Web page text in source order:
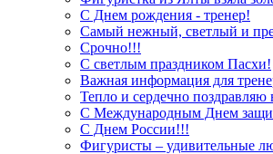
С Днем рождения - тренер!
Самый нежный, светлый и
Срочно!!!
С светлым праздником Пасхи!
Важная информация для
Тепло и сердечно
С Международным Днем
С Днем России!!!
Фигуристы – удивительные